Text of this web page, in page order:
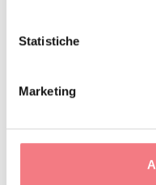
Statistiche
Marketing
Si
percorso.